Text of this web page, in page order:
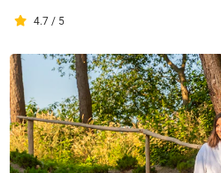
4.7 / 5